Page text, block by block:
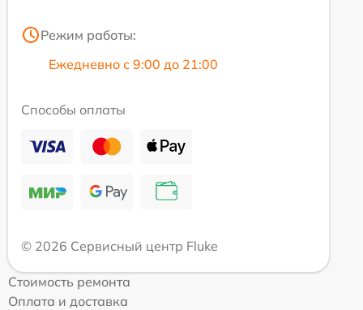
Режим работы:
Ежедневно с 9:00 до 21:00
Способы оплаты
© 2026 Сервисный центр Fluke
Стоимость ремонта
Оплата и доставка